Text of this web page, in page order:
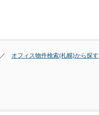
オフィス物件検索(札幌)から探す